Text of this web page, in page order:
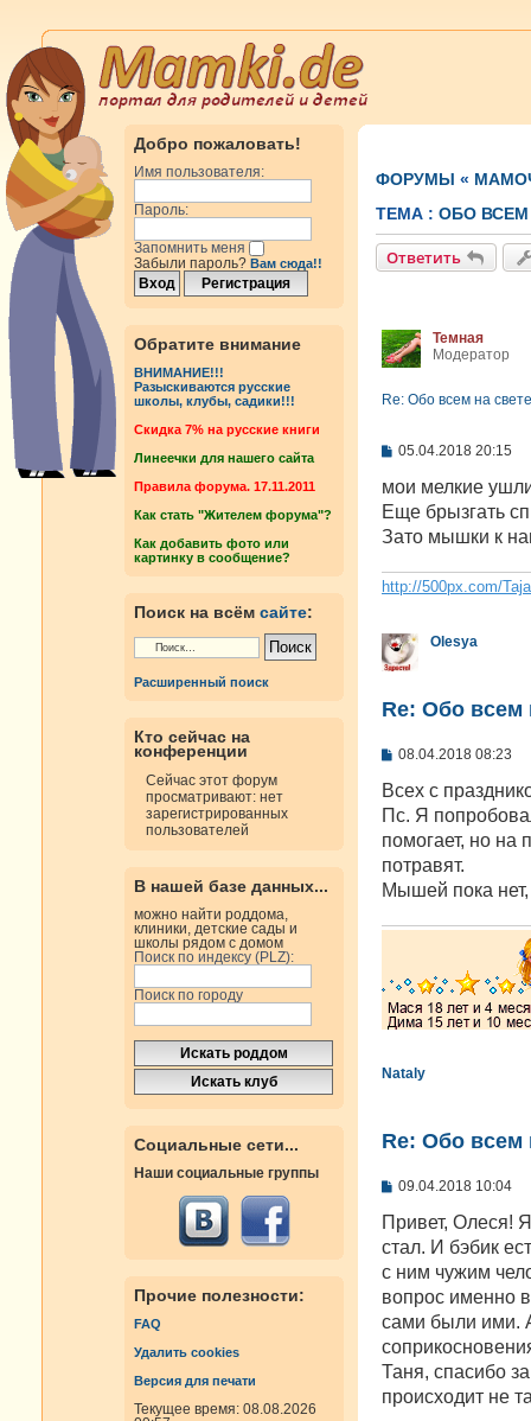
Добро пожаловать!
Имя пользователя:
Пароль:
Запомнить меня
Забыли пароль? Вам сюда!!
Обратите внимание
ВНИМАНИЕ!!!
Разыскиваются русские
школы, клубы, садики!!!
Cкидка 7% на русские книги
Линеечки для нашего сайта
Правила форума. 17.11.2011
Как стать "Жителем форума"?
Как добавить фото или
картинку в сообщение?
Поиск на всём сайте:
Расширенный поиск
Кто сейчас на
конференции
Сейчас этот форум
просматривают: нет
зарегистрированных
пользователей
В нашей базе данных...
можно найти роддома,
клиники, детские сады и
школы рядом с домом
Поиск по индексу (PLZ):
Поиск по городу
Социальные сети...
Наши социальные группы
Прочие полезности:
FAQ
Удалить cookies
Версия для печати
Текущее время: 08.08.2026
ФОРУМЫ «
ТЕМА : OБО ВСЕМ
Ответить
Темная
Модератор
Re: Oбо всем на
С
о
щ
е
е
05.04.2018 20:15
мои мелкие
Еще брызгать
Зато мышки к
http://500px.com/
Olesya
Re: Oбо всем
С
о
щ
е
и
е
08.04.2018 08:23
Всех с
Пс. Я
помогает, но на
потравят.
Мышей пока
Nataly
Re: Oбо всем
С
о
б
щ
е
и
е
09.04.2018 10:04
Привет, Олеся!
стал. И бэбик
с ним чужим
вопрос именно
сами были ими.
Таня, спасибо
происходит не